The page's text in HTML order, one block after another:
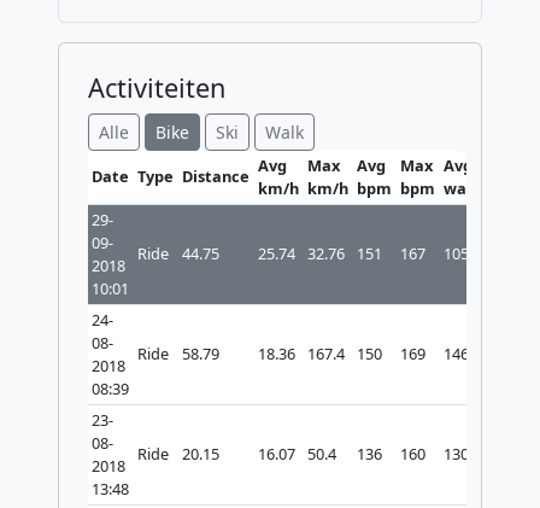
Activiteiten
Alle Bike Ski Walk
Date Type Distance Avg
km/h
Max
km/h
Avg
bpm
Max
bpm
Avg
watt
29-
09-
2018
10:01
Ride 44.75 25.74 32.76 151 167 105
24-
08-
2018
08:39
Ride 58.79 18.36 167.4 150 169 146
23-
08-
2018
13:48
Ride 20.15 16.07 50.4 136 160 130